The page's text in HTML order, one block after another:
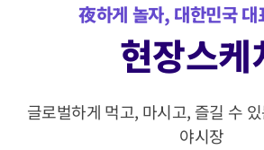
夜하게 놀자, 대한민국 대
현장스케
글로벌하게 먹고, 마시고, 즐길 수
야시장